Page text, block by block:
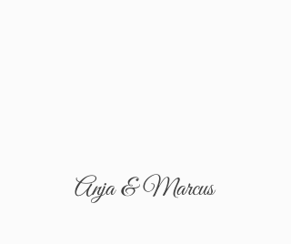
Anja & Marcus